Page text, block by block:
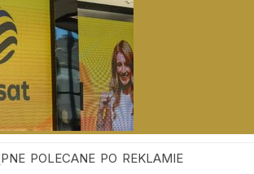
burzę nagraniem zza kierownicy.
film i opublikowała przeprosiny.
Rozrywka